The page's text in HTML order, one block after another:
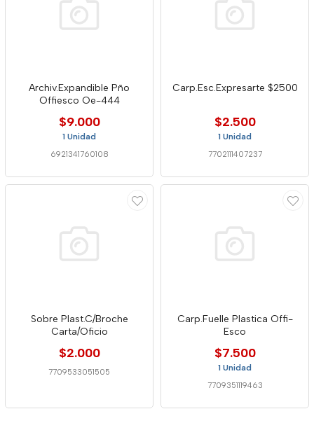
Archiv.Expandible Pño
Offiesco Oe-444
$9.000
1 Unidad
6921341760108
Carp.Esc.Expresarte $2500
$2.500
1 Unidad
7702111407237
Sobre Plast.C/Broche
Carta/Oficio
$2.000
7709533051505
Carp.Fuelle Plastica Offi-
Esco
$7.500
1 Unidad
7709351119463